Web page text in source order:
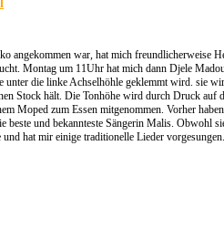
angekommen war, hat mich freundlicherweise
Montag um 11Uhr hat mich dann Djele
unter die linke Achselhöhle geklemmt wird. sie
Stock hält. Die Tonhöhe wird durch Druck auf
Moped zum Essen mitgenommen. Vorher
beste und bekannteste Sängerin Malis. Obwohl
hat mir einige traditionelle Lieder vorgesungen.